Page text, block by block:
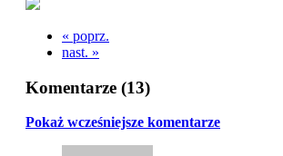
« poprz.
nast. »
Komentarze (13)
Pokaż wcześniejsze komentarze